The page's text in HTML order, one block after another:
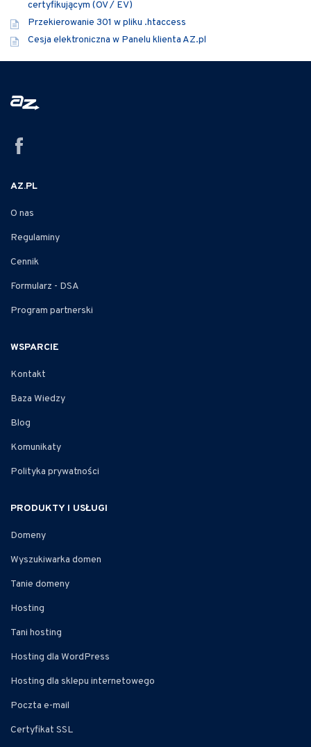
certyfikującym (OV / EV)
Przekierowanie 301 w pliku .htaccess
Cesja elektroniczna w Panelu klienta AZ.pl
AZ.PL
O nas
Regulaminy
Cennik
Formularz - DSA
Program partnerski
WSPARCIE
Kontakt
Baza Wiedzy
Blog
Komunikaty
Polityka prywatności
PRODUKTY I USŁUGI
Domeny
Wyszukiwarka domen
Tanie domeny
Hosting
Tani hosting
Hosting dla WordPress
Hosting dla sklepu internetowego
Poczta e-mail
Certyfikat SSL